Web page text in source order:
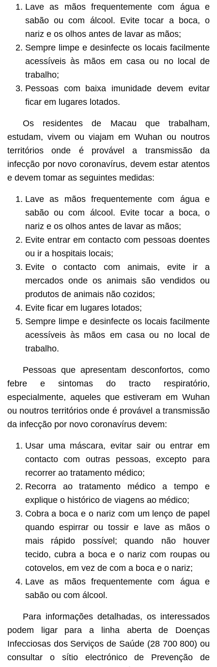
Lave as mãos frequentemente com água e
sabão ou com álcool. Evite tocar a boca, o
nariz e os olhos antes de lavar as mãos;
Sempre limpe e desinfecte os locais facilmente
acessíveis às mãos em casa ou no local de
trabalho;
Pessoas com baixa imunidade devem evitar
ficar em lugares lotados.
Os residentes de Macau que trabalham,
estudam, vivem ou viajam em Wuhan ou noutros
territórios onde é provável a transmissão da
infecção por novo coronavírus, devem estar atentos
e devem tomar as seguintes medidas:
Lave as mãos frequentemente com água e
sabão ou com álcool. Evite tocar a boca, o
nariz e os olhos antes de lavar as mãos;
Evite entrar em contacto com pessoas doentes
ou ir a hospitais locais;
Evite o contacto com animais, evite ir a
mercados onde os animais são vendidos ou
produtos de animais não cozidos;
Evite ficar em lugares lotados;
Sempre limpe e desinfecte os locais facilmente
acessíveis às mãos em casa ou no local de
trabalho.
Pessoas que apresentam desconfortos, como
febre e sintomas do tracto respiratório,
especialmente, aqueles que estiveram em Wuhan
ou noutros territórios onde é provável a transmissão
da infecção por novo coronavírus devem:
Usar uma máscara, evitar sair ou entrar em
contacto com outras pessoas, excepto para
recorrer ao tratamento médico;
Recorra ao tratamento médico a tempo e
explique o histórico de viagens ao médico;
Cobra a boca e o nariz com um lenço de papel
quando espirrar ou tossir e lave as mãos o
mais rápido possível; quando não houver
tecido, cubra a boca e o nariz com roupas ou
cotovelos, em vez de com a boca e o nariz;
Lave as mãos frequentemente com água e
sabão ou com álcool.
Para informações detalhadas, os interessados
podem ligar para a linha aberta de Doenças
Infecciosas dos Serviços de Saúde (28 700 800) ou
consultar o sítio electrónico de Prevenção de